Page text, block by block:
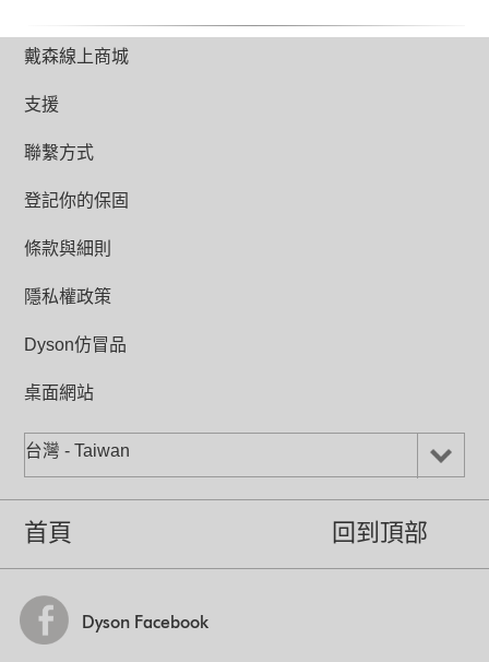
2年保養
戴森線上商城
支援
聯繫方式
登記你的保固
條款與細則
隱私權政策
Dyson仿冒品
桌面網站
台灣 - Taiwan
首頁 回到頂部
Dyson Facebook